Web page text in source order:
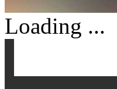
Loading ...